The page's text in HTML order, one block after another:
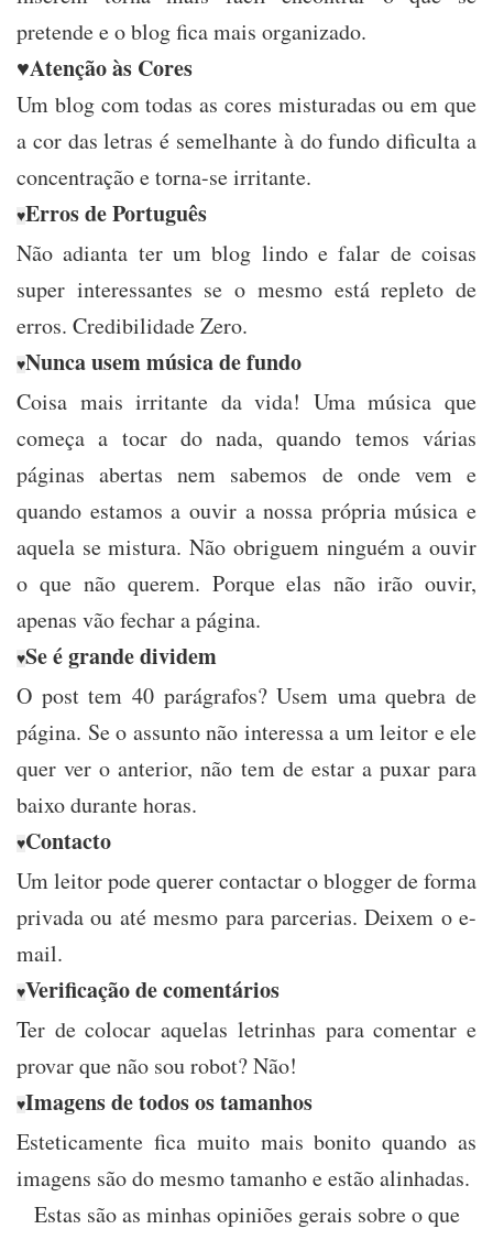
pretende e o blog fica mais organizado.
♥Atenção às Cores
Um blog com todas as cores misturadas ou em que
a cor das letras é semelhante à do fundo dificulta a
concentração e torna-se irritante.
♥Erros de Português
Não adianta ter um blog lindo e falar de coisas
super interessantes se o mesmo está repleto de
erros. Credibilidade Zero.
♥Nunca usem música de fundo
Coisa mais irritante da vida! Uma música que
começa a tocar do nada, quando temos várias
páginas abertas nem sabemos de onde vem e
quando estamos a ouvir a nossa própria música e
aquela se mistura. Não obriguem ninguém a ouvir
o que não querem. Porque elas não irão ouvir,
apenas vão fechar a página.
♥Se é grande dividem
O post tem 40 parágrafos? Usem uma quebra de
página. Se o assunto não interessa a um leitor e ele
quer ver o anterior, não tem de estar a puxar para
baixo durante horas.
♥Contacto
Um leitor pode querer contactar o blogger de forma
privada ou até mesmo para parcerias. Deixem o e-
mail.
♥Verificação de comentários
Ter de colocar aquelas letrinhas para comentar e
provar que não sou robot? Não!
♥Imagens de todos os tamanhos
Esteticamente fica muito mais bonito quando as
imagens são do mesmo tamanho e estão alinhadas.
Estas são as minhas opiniões gerais sobre o que